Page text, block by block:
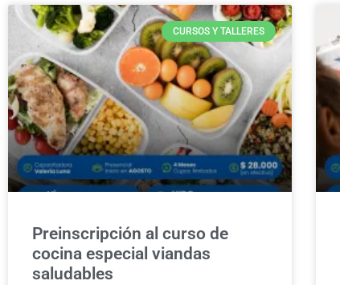
CURSOS Y TALLERES
Preinscripción al curso de
cocina especial viandas
saludables